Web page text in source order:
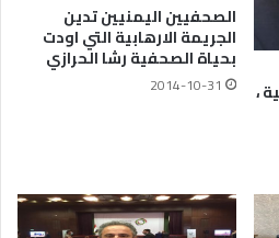
،
الصحفيين اليمنيين تدين
الجريمة الارهابية التي اودت
بحياة الصحفية رشا الحرازي
2014-10-31